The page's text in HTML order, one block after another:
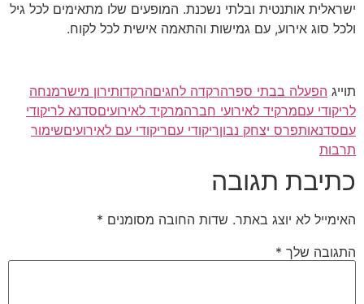
ישראלית אותנטית ובלתי נשכנת. המופעים שלו מתאימים לכל גיל
ולכל סוג אירוע, עם גמישות והתאמה אישית לכל לקוח.
תוייג הפעלה בבתי ספרהרקדה לחגיםהרקדותירון מישרמנחה
לריקודי עםמרקיד לאירועי חברהמרקיד לאירועיםסדנא לריקודי
עםסדנאותפרס יצחק נבוןריקודי עםריקודי עם לאירועיםשימור
תרבות
כתיבת תגובה
האימייל לא יוצג באתר. שדות החובה מסומנים *
התגובה שלך *